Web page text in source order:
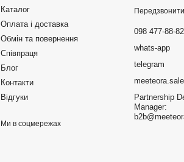
Каталог
Оплата і доставка
Обмін та повернення
Співпраця
Блог
Контакти
Відгуки
Ми в соцмережах
098 477-88-82
whats-app
telegram
Partnership
Manager: